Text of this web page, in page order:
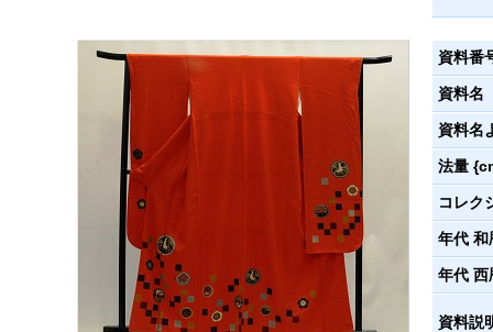
資料番
資料名
資料名
法量
コレク
年代 和
年代 西
資料説